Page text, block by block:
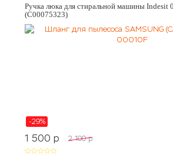
Ручка люка для стиральной машины Indesit
(C00075323)
-29%
1 500 p 2 100 p